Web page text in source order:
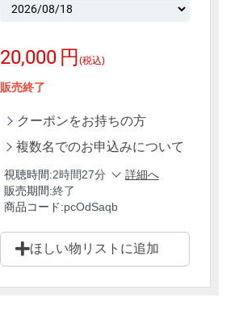
20,000 円(税込)
販売終了
クーポンをお持ちの方
複数名でのお申込みについて
視聴時間:2時間27分
詳細へ
販売期間:終了
商品コード:pcOdSaqb
ほしい物リストに追加